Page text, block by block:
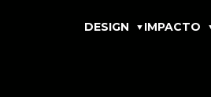
DESIGN IMPACTO